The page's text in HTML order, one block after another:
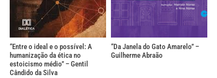
“Entre o ideal e o possível: A
humanização da ética no
estoicismo médio” – Gentil
Cândido da Silva
“Da Janela do Gato Amarelo” –
Guilherme Abraão